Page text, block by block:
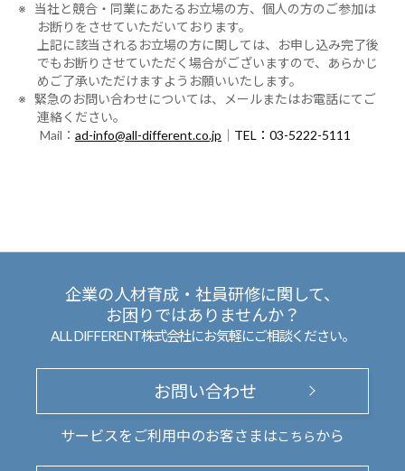
※ 当社と競合・同業にあたるお立場の方、個人の方のご参加は
お断りをさせていただいております。
上記に該当されるお立場の方に関しては、お申し込み完了後
でもお断りさせていただく場合がございますので、あらかじ
めご了承いただけますようお願いいたします。
※ 緊急のお問い合わせについては、メールまたはお電話にてご
連絡ください。
Mail： ad-info@all-different.co.jp TEL：03-5222-5111
企業の人材育成・社員研修に関して、
お困りではありませんか？
ALL DIFFERENT株式会社にお気軽にご相談ください。
お問い合わせ
サービスをご利用中のお客さまはこちらから